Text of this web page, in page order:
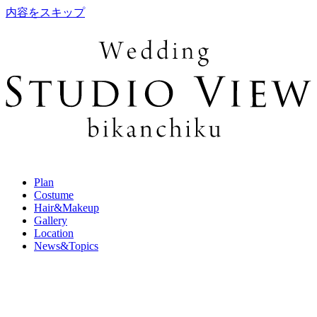
内容をスキップ
Plan
Costume
Hair&Makeup
Gallery
Location
News&Topics